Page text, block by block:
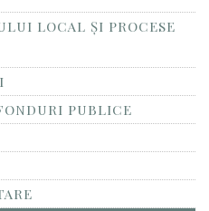
LOCAL ȘI PROCESE
PUBLICE